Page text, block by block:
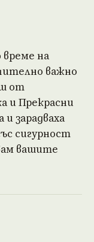
на
важно
от
и Прекрасни
зарадваха
сигурност
вашите